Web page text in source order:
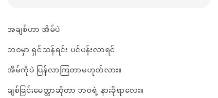
အချစ်ဟာ အိမ်ပဲ
ဘဝမှာ ရှင်သန်ရင်း ပင်ပန်းလာရင်
အိမ်ကိုပဲ ပြန်လာကြတာမဟုတ်လား။
ချစ်ခြင်းမေတ္တာဆိုတာ ဘဝရဲ့ နားခိုရာလေး။